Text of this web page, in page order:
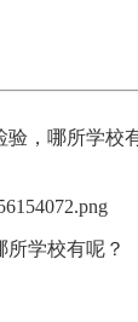
，哪所学
学校有呢？